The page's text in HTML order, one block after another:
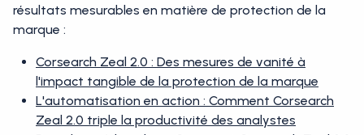
résultats mesurables en matière de protection de la
marque :
Corsearch Zeal 2.0 : Des mesures de vanité à
l'impact tangible de la protection de la marque
L'automatisation en action : Comment Corsearch
Zeal 2.0 triple la productivité des analystes